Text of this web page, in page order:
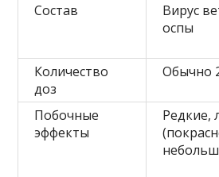
Состав
Вирус
оспы
Количество
доз
Обычно
Побочные
эффекты
Редкие,